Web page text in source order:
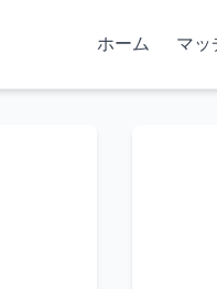
ホーム マッ